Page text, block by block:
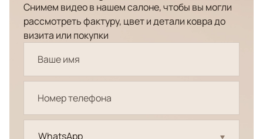
Снимем видео в нашем салоне, чтобы вы могли
рассмотреть фактуру, цвет и детали ковра до
визита или покупки
WhatsApp